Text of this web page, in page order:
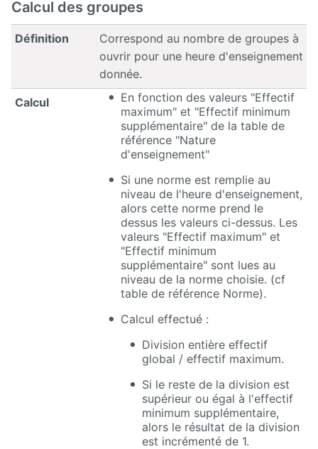
Calcul des groupes
Définition
Correspond au nombre de groupes à
ouvrir pour une heure d'enseignement
donnée.
Calcul
En fonction des valeurs "Effectif
maximum" et "Effectif minimum
supplémentaire" de la table de
référence "Nature
d'enseignement"
Si une norme est remplie au
niveau de l'heure d'enseignement,
alors cette norme prend le
dessus les valeurs ci-dessus. Les
valeurs "Effectif maximum" et
"Effectif minimum
supplémentaire" sont lues au
niveau de la norme choisie. (cf
table de référence Norme).
Calcul effectué :
Division entière effectif
global / effectif maximum.
Si le reste de la division est
supérieur ou égal à l'effectif
minimum supplémentaire,
alors le résultat de la division
est incrémenté de 1.